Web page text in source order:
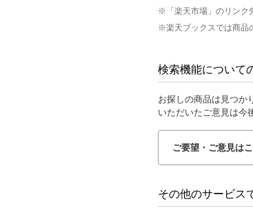
※「楽天市場」のリンク
※楽天ブックスでは商品
検索機能について
お探しの商品は見つか
いただいたご意見は今
ご要望・ご意見は
その他のサービス